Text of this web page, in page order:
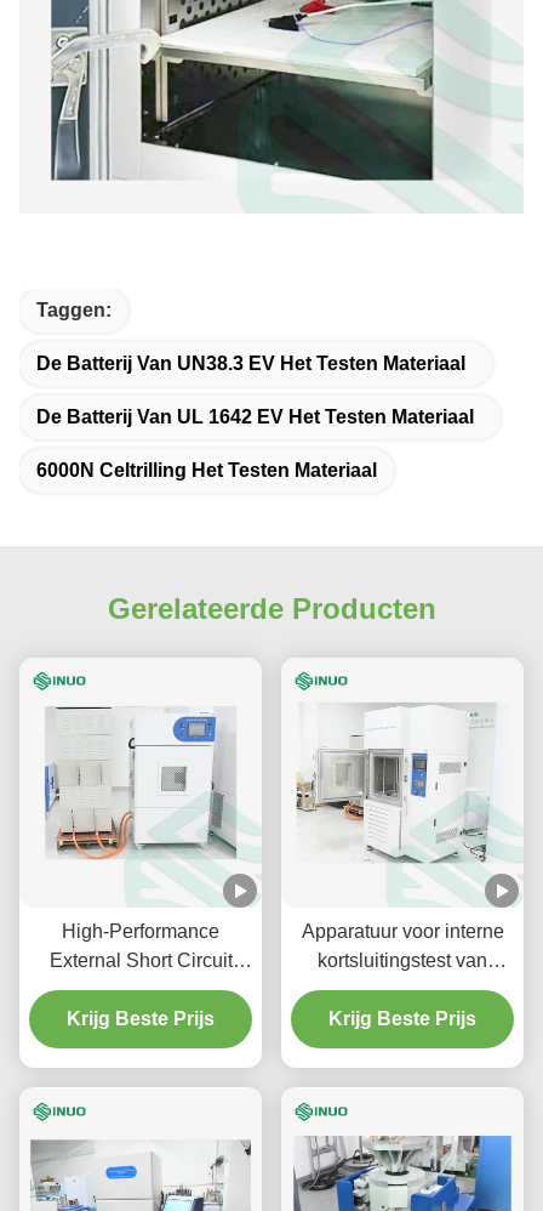
Taggen:
De Batterij Van UN38.3 EV Het Testen Materiaal
De Batterij Van UL 1642 EV Het Testen Materiaal
6000N Celtrilling Het Testen Materiaal
Gerelateerde Producten
High-Performance
External Short Circuit
Tester voor de
beoordeling van lithium-
ionbatterijen
Krijg Beste Prijs
Apparatuur voor interne
kortsluitingstest van
lithium-ionbatterijen
volgens IEC 62133-2
Krijg Beste Prijs